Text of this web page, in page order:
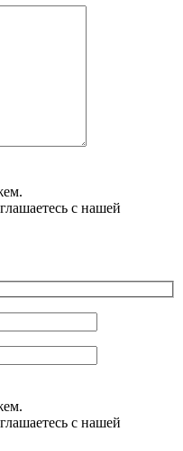
с нашей
с нашей